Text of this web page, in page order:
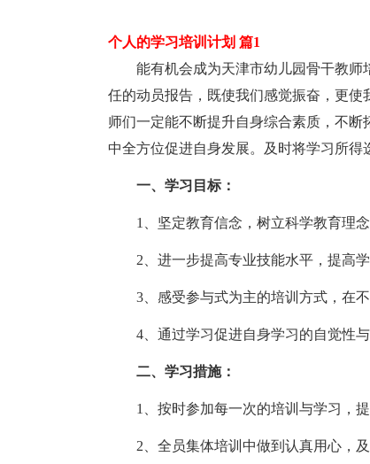
个人的学习培训计划 篇1
能有机会成为天津市幼儿园骨干教
任的动员报告，既使我们感觉振奋，更
师们一定能不断提升自身综合素质，不
中全方位促进自身发展。及时将学习所得
一、学习目标：
1、坚定教育信念，树立科学教育理
2、进一步提高专业技能水平，提高
3、感受参与式为主的培训方式，在
4、通过学习促进自身学习的自觉性
二、学习措施：
1、按时参加每一次的培训与学习，
2、全员集体培训中做到认真用心，